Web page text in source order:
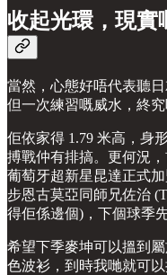
收起光環，現實
當然，心態好唔代表聽
但一次練習嘅威水，終究
佢依家得 1.79 米高，身
搏戰仲有排搞。更何況
葡萄牙超新星昆達正式
步恩古莫亞同師兄佐治
得佢係邊個)，下個球季
希望下季麥坤可以搵到
色波衫，到時我哋就可